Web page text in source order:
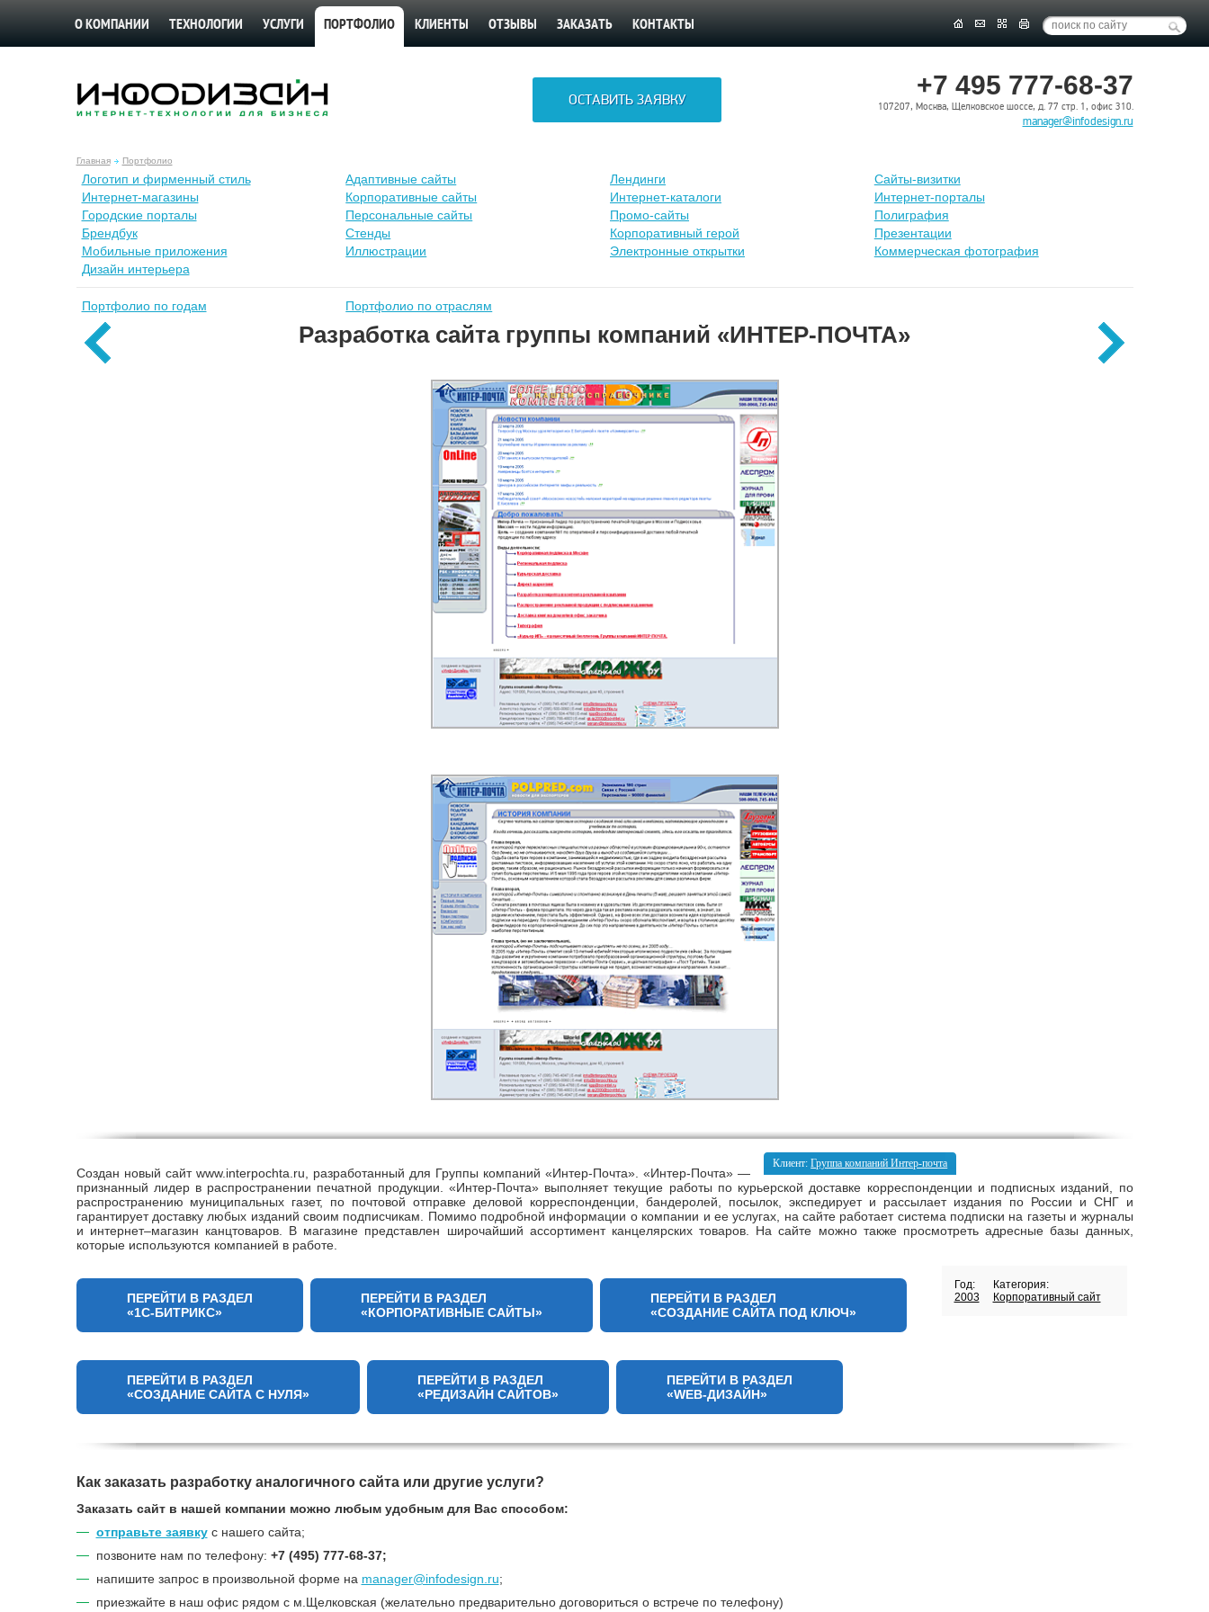
О КОМПАНИИ ТЕХНОЛОГИИ УСЛУГИ ПОРТФОЛИО КЛИЕНТЫ ОТЗЫВЫ ЗАКАЗАТЬ КОНТАКТЫ
+7 495 777-68-37
107207, Москва, Щелковское шоссе, д. 77 стр. 1, офис 310.
manager@infodesign.ru
ОСТАВИТЬ ЗАЯВКУ
Главная Портфолио
Лoготип и фирменный стиль Адаптивные сайты Лендинги
Сайты-визитки
Интернет-магазины
Корпоративные сайты Интернет-каталоги
Интернет-порталы
Городские порталы
Персональные сайты Промо-сайты
Полиграфия
Брендбук
Стенды Корпоративный герой
Презентации
Мобильные приложения
Иллюстрации Электронные открытки
Коммерческая фотография
Дизайн интерьера
Портфолио по годам Портфолио по отраслям
Разработка сайта группы компаний «ИНТЕР-ПОЧТА»
Клиент:Группа компаний Интер-почта
Cоздан новый сайт www.interpochta.ru, разработанный для Группы компаний «Интер-Почта». «Интер-Почта» —
признанный лидер в распространении печатной продукции. «Интер-Почта» выполняет текущие работы по курьерской доставке корреспонденции и подписных изданий, по
распространению муниципальных газет, по почтовой отправке деловой корреспонденции, бандеролей, посылок, экспедирует и рассылает издания по России и СНГ и
гарантирует доставку любых изданий своим подписчикам. Помимо подробной информации о компании и ее услугах, на сайте работает система подписки на газеты и журналы
и интернет–магазин канцтоваров. В магазине представлен широчайший ассортимент канцелярских товаров. На сайте можно также просмотреть адресные базы данных,
которые используются компанией в работе.
Год:
2003
Категория:
Корпоративный сайт
ПЕРЕЙТИ В РАЗДЕЛ
«1С-БИТРИКС»
ПЕРЕЙТИ В РАЗДЕЛ
«КОРПОРАТИВНЫЕ САЙТЫ»
ПЕРЕЙТИ В РАЗДЕЛ
«СОЗДАНИЕ САЙТА ПОД КЛЮЧ»
ПЕРЕЙТИ В РАЗДЕЛ
«СОЗДАНИЕ САЙТА С НУЛЯ»
ПЕРЕЙТИ В РАЗДЕЛ
«РЕДИЗАЙН САЙТОВ»
ПЕРЕЙТИ В РАЗДЕЛ
«WEB-ДИЗАЙН»
Как заказать разработку аналогичного сайта или другие услуги?
Заказать сайт в нашей компании можно любым удобным для Вас способом:
отправьте заявкус нашего сайта;
позвоните нам по телефону: +7 (495) 777-68-37;
напишите запрос в произвольной форме на manager@infodesign.ru;
приезжайте в наш офис рядом с м.Щелковская (желательно предварительно договориться о встрече по телефону)